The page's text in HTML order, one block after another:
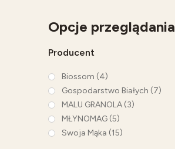
Opcje przeglądania
Producent
Biossom (4)
Gospodarstwo Białych (7)
MALU GRANOLA (3)
MŁYNOMAG (5)
Swoja Mąka (15)